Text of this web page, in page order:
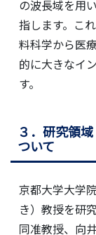
の波長域を用
指します。こ
料科学から医
的に大きなイ
す。
３．研究領
ついて
京都大学大学
き）教授を研
同准教授、向